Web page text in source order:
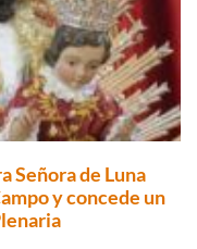
Señora de Luna
y concede un